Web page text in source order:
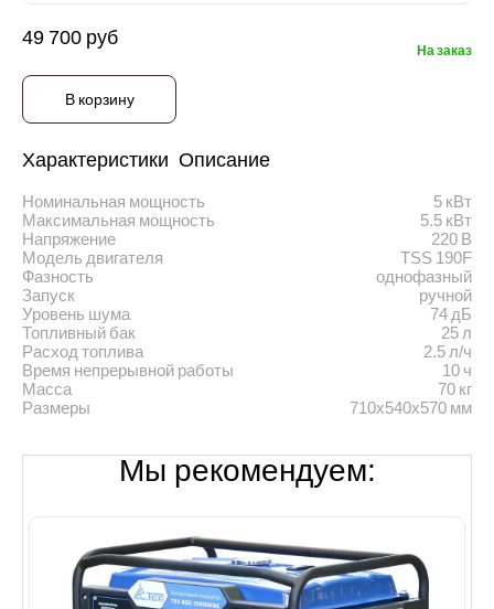
49 700 руб
На заказ
В корзину
Характеристики Описание
Номинальная мощность
5 кВт
Максимальная мощность
5.5 кВт
Напряжение
220 В
Модель двигателя
TSS 190F
Фазность
однофазный
Запуск
ручной
Уровень шума
74 дБ
Топливный бак
25 л
Расход топлива
2.5 л/ч
Время непрерывной работы
10 ч
Масса
70 кг
Размеры
710x540x570 мм
Мы рекомендуем: